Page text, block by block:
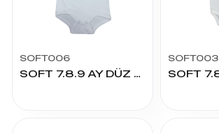
SOFT006
SOFT 7.8.9 AY DÜZ ÇITÇITLI
SOFT003